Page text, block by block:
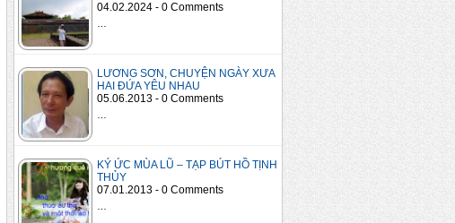
04.02.2024 - 0 Comments
LƯƠNG SƠN, CHUYỆN NGÀY XƯA
HAI ĐỨA YÊU NHAU
05.06.2013 - 0 Comments
KÝ ỨC MÙA LŨ – TẠP BÚT HỒ TỊNH
THỦY
07.01.2013 - 0 Comments